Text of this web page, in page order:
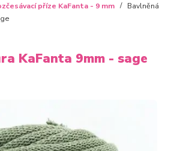
příze KaFanta - 9 mm
Bavlněná
KaFanta 9mm - sage